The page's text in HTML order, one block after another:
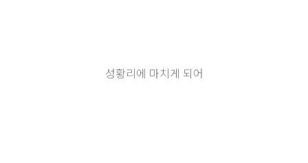
성황리에 마치게 되어